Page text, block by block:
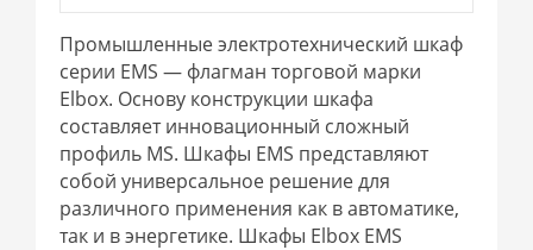
Промышленные электротехнический шкаф
серии EMS — флагман торговой марки
Elbox. Основу конструкции шкафа
составляет инновационный сложный
профиль МS. Шкафы EMS представляют
собой универсальное решение для
различного применения как в автоматике,
так и в энергетике. Шкафы Elbox EMS